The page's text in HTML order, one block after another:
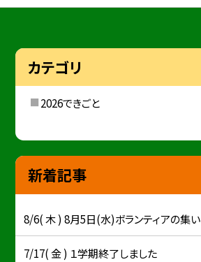
カテゴリ
2026できごと
新着記事
8/6( 木 ) 8月5日(水)ボランティアの集い
7/17( 金 ) １学期終了しました